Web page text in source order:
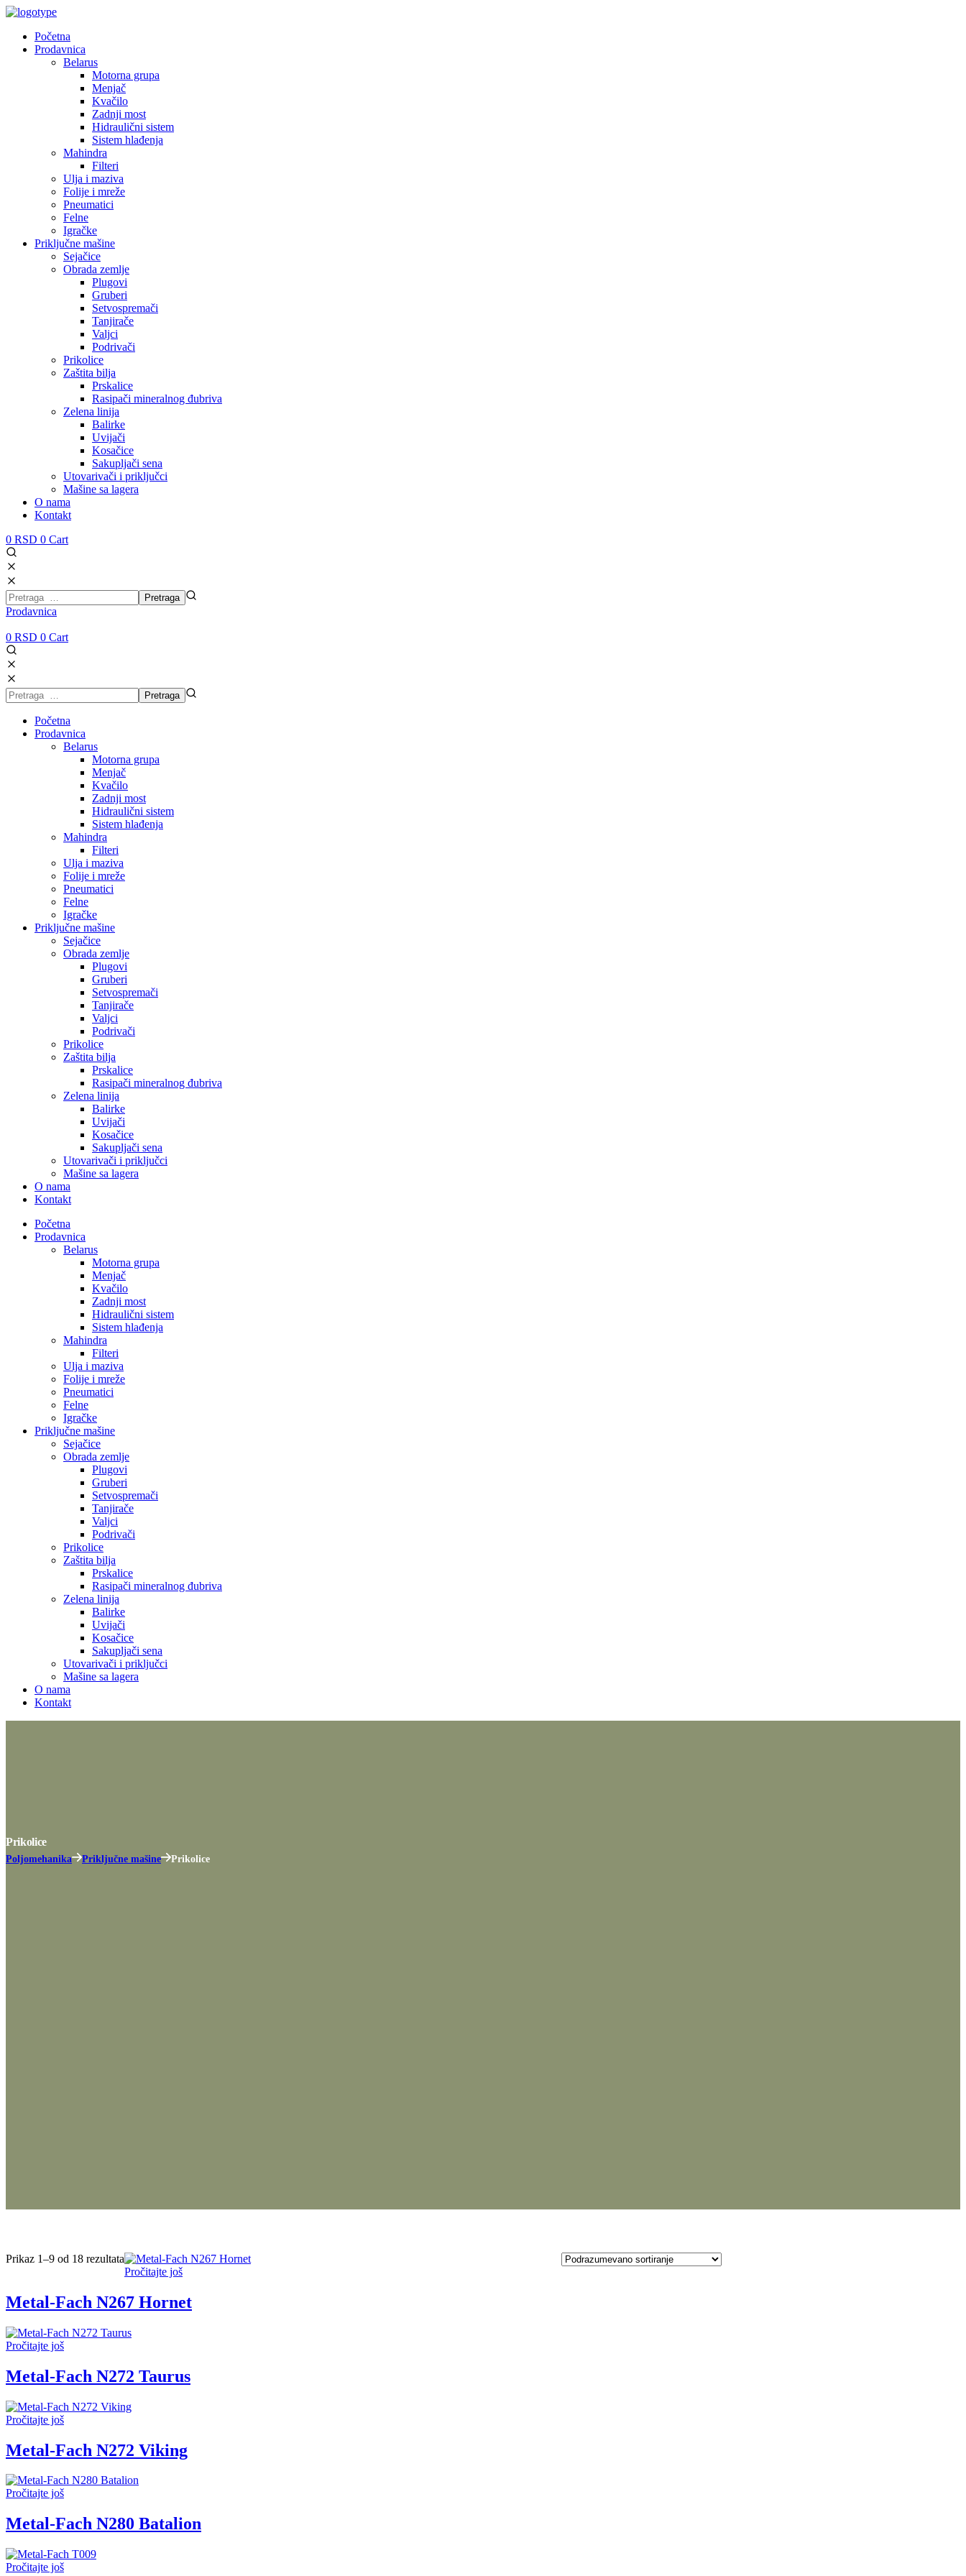
Početna
Prodavnica
Belarus
Motorna grupa
Menjač
Kvačilo
Zadnji most
Hidraulični sistem
Sistem hlađenja
Mahindra
Filteri
Ulja i maziva
Folije i mreže
Pneumatici
Felne
Igračke
Priključne mašine
Sejačice
Obrada zemlje
Plugovi
Gruberi
Setvospremači
Tanjirače
Valjci
Podrivači
Prikolice
Zaštita bilja
Prskalice
Rasipači mineralnog đubriva
Zelena linija
Balirke
Uvijači
Kosačice
Sakupljači sena
Utovarivači i priključci
Mašine sa lagera
O nama
Kontakt
0 RSD 0 Cart
Prodavnica
0 RSD 0 Cart
Početna
Prodavnica
Belarus
Motorna grupa
Menjač
Kvačilo
Zadnji most
Hidraulični sistem
Sistem hlađenja
Mahindra
Filteri
Ulja i maziva
Folije i mreže
Pneumatici
Felne
Igračke
Priključne mašine
Sejačice
Obrada zemlje
Plugovi
Gruberi
Setvospremači
Tanjirače
Valjci
Podrivači
Prikolice
Zaštita bilja
Prskalice
Rasipači mineralnog đubriva
Zelena linija
Balirke
Uvijači
Kosačice
Sakupljači sena
Utovarivači i priključci
Mašine sa lagera
O nama
Kontakt
Početna
Prodavnica
Belarus
Motorna grupa
Menjač
Kvačilo
Zadnji most
Hidraulični sistem
Sistem hlađenja
Mahindra
Filteri
Ulja i maziva
Folije i mreže
Pneumatici
Felne
Igračke
Priključne mašine
Sejačice
Obrada zemlje
Plugovi
Gruberi
Setvospremači
Tanjirače
Valjci
Podrivači
Prikolice
Zaštita bilja
Prskalice
Rasipači mineralnog đubriva
Zelena linija
Balirke
Uvijači
Kosačice
Sakupljači sena
Utovarivači i priključci
Mašine sa lagera
O nama
Kontakt
Prikolice
Poljomehanika Priključne mašine Prikolice
Prikaz 1–9 od 18 rezultata
Pročitajte još
Metal-Fach N267 Hornet
Pročitajte još
Metal-Fach N272 Taurus
Pročitajte još
Metal-Fach N272 Viking
Pročitajte još
Metal-Fach N280 Batalion
Pročitajte još